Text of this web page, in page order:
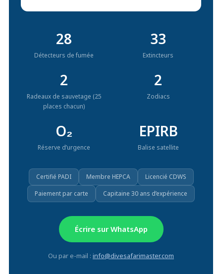
28
Détecteurs de fumée
33
Extincteurs
2
Radeaux de sauvetage (25
places chacun)
2
Zodiacs
O₂
Réserve d’urgence
EPIRB
Balise satellite
Certifié PADI Membre HEPCA
Licencié CDWS
Paiement par carte
Capitaine 30 ans d’expérience
Écrire sur WhatsApp
Ou par e-mail : info@divesafarimaster.com